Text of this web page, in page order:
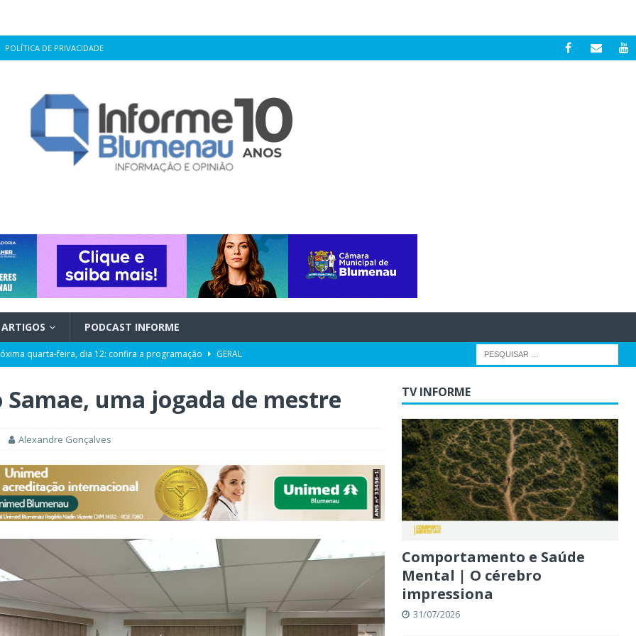
POLÍTICA DE PRIVACIDADE
ARTIGOS PODCAST INFORME
quarta-feira, dia 12: confira a programação
GERAL
da Computação a partir de 2027
GERAL
ao Senado será do partido NOVO
de cargo após denúncias de assédio e importunação sexual
entre os aliados
Samae, uma jogada de mestre
Alexandre Gonçalves
TV INFORME
Comportamento e Saúde
Mental | O cérebro
impressiona
31/07/2026